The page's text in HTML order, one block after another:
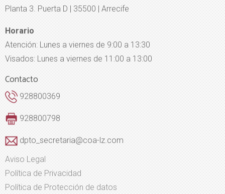
Planta 3. Puerta D | 35500 | Arrecife
Horario
Atención: Lunes a viernes de 9:00 a 13:30
Visados: Lunes a viernes de 11:00 a 13:00
Contacto
928800369
928800798
dpto_secretaria@coa-lz.com
Aviso Legal
Política de Privacidad
Política de Protección de datos